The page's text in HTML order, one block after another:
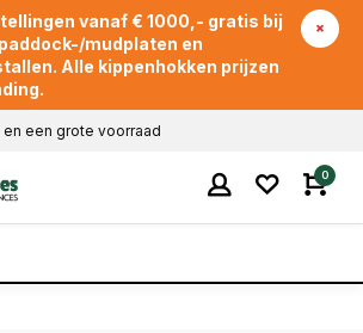
vanaf € 1000,- gratis bij
mudplaten en
Alle kippenhokken prijzen
een grote voorraad
0